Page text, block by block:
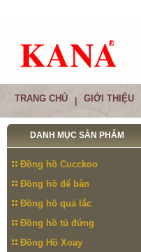
TRANG CHỦ GIỚI THIỆU
DANH MỤC SẢN PHẨM
Đồng hồ Cucckoo
Đồng hồ để bàn
Đồng hồ quả lắc
Đồng hồ tủ đứng
Đồng Hồ Xoay